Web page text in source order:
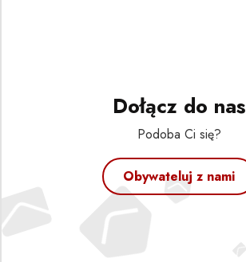
Dołącz do nas
Podoba Ci się?
Obywateluj z nami